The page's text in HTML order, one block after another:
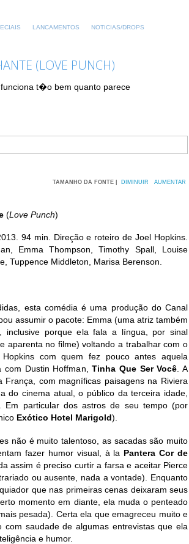
LANCAMENTOS NOTICIAS/DROPS
(LOVE PUNCH)
t�o bem quanto parece
TAMANHO DA FONTE | DIMINUIR AUMENTAR
(Love Punch)
94 min. Direção e roteiro de Joel Hopkins.
Emma Thompson, Timothy Spall, Louise
Tuppence Middleton, Marisa Berenson.
esta comédia é uma produção do Canal
assumir o pacote: Emma (uma atriz também
inclusive porque ela fala a língua, por sinal
aparenta no filme) voltando a trabalhar com o
com quem fez pouco antes aquela
com Dustin Hoffman,Tinha Que Ser Você. A
com magníficas paisagens na Riviera
do cinema atual, o público da terceira idade,
particular dos astros de seu tempo (por
Exótico Hotel Marigold).
não é muito talentoso, as sacadas são muito
fazer humor visual, à la Pantera Cor de
assim é preciso curtir a farsa e aceitar Pierce
ou ausente, nada a vontade). Enquanto
que nas primeiras cenas deixaram seus
momento em diante, ela muda o penteado
pesada). Certa ela que emagreceu muito e
saudade de algumas entrevistas que ela
e humor.